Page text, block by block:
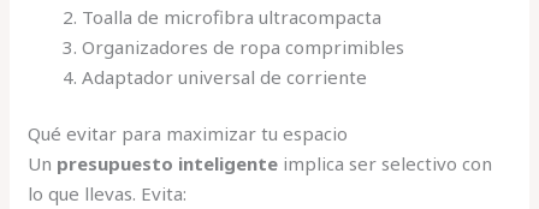
Toalla de microfibra ultracompacta
Organizadores de ropa comprimibles
Adaptador universal de corriente
Qué evitar para maximizar tu espacio
Un presupuesto inteligente implica ser selectivo con
lo que llevas. Evita: